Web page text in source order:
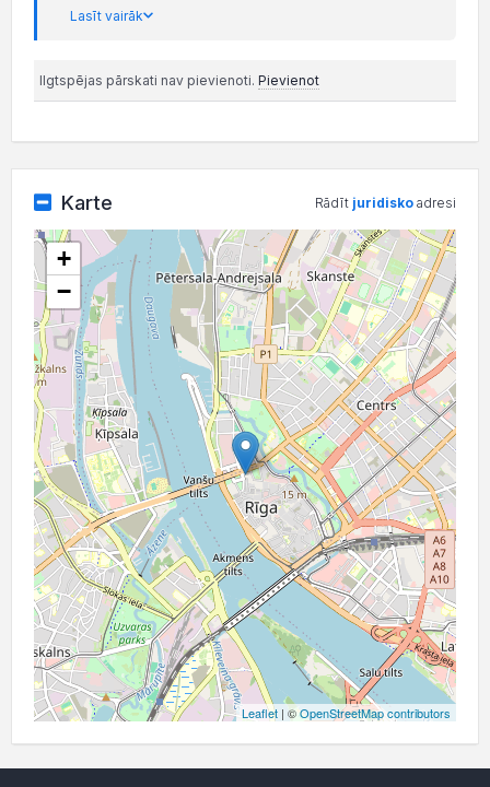
Lasīt vairāk
Ilgtspējas pārskati nav pievienoti. Pievienot
Karte Rādīt juridisko adresi
+
−
Leaflet | ©OpenStreetMap contributors